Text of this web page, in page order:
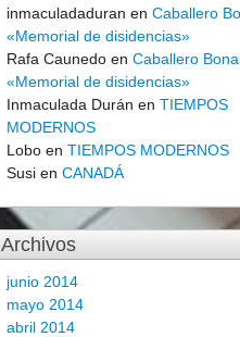
inmaculadaduran enCaballero
«Memorial de disidencias»
Rafa Caunedo enCaballero
«Memorial de disidencias»
Inmaculada Durán enTIEMPOS
MODERNOS
Lobo enTIEMPOS MODERNOS
Susi enCANADÁ
Archivos
junio 2014
mayo 2014
abril 2014